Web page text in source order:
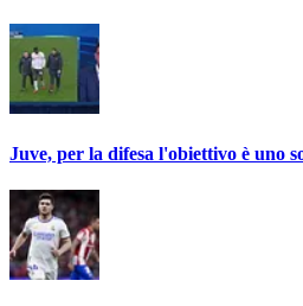
Juve, per la difesa l'obiettivo è uno